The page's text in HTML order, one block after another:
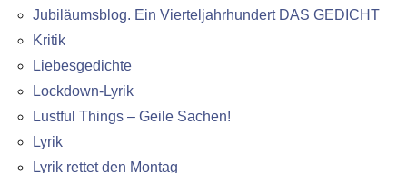
Jubiläumsblog. Ein Vierteljahrhundert DAS GEDICHT
Kritik
Liebesgedichte
Lockdown-Lyrik
Lustful Things – Geile Sachen!
Lyrik
Lyrik rettet den Montag